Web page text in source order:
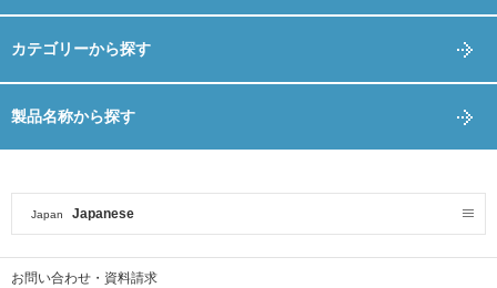
カテゴリーから探す
製品名称から探す
Japan Japanese
お問い合わせ・資料請求